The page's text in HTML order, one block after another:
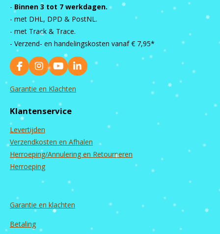
- Binnen 3 tot 7 werkdagen.
- met DHL, DPD & PostNL.
- met Track & Trace.
- Verzend- en handelingskosten vanaf € 7,95*
F
a
c
b
o
o
k
I
n
s
g
a
m
Y
o
u
u
b
L
i
Garantie en Klachten
Klantenservice
Levertijden
Verzendkosten en Afhalen
Herroeping/Annulering en Retourneren
Herroeping
Garantie en klachten
Betaling